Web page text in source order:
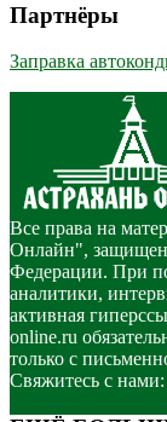
Партнёры
Заправка
Все права на
Онлайн",
Федерации. При
аналитики,
активная
online.ru
только с
Свяжитесь с нами: